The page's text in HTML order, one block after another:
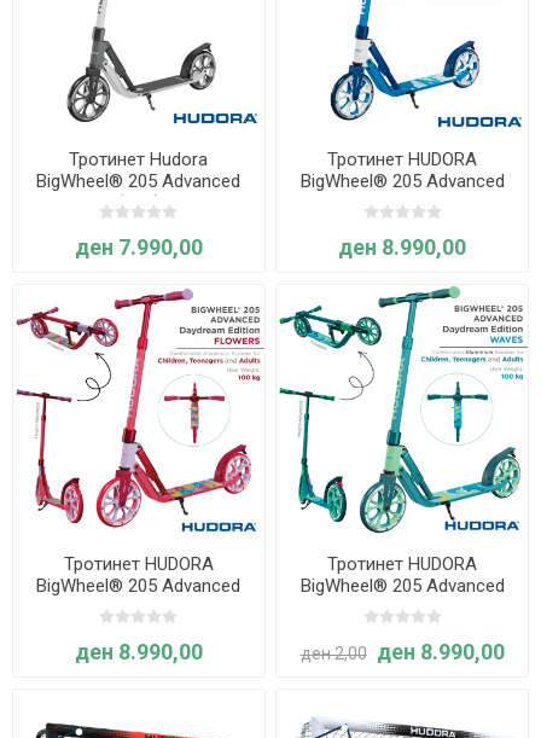
Тротинет Hudora
BigWheel® 205 Advanced
(Сив)
ден 7.990,00
Тротинет HUDORA
BigWheel® 205 Advanced
Daydream Edition, Clouds
ден 8.990,00
Тротинет HUDORA
BigWheel® 205 Advanced
Daydream Edition, Flowers
ден 8.990,00
Тротинет HUDORA
BigWheel® 205 Advanced
Daydream Edition, Waves
ден 2,00 ден 8.990,00